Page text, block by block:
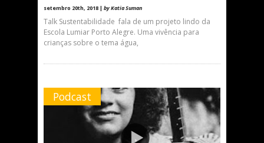
setembro 20th, 2018 | by Katia Suman
Talk Sustentabilidade fala de um projeto lindo da
Escola Lumiar Porto Alegre. Uma vivência para
crianças sobre o tema água,
Podcast